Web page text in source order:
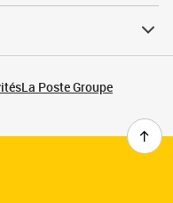
La Poste Groupe